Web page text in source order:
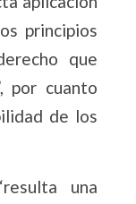
principios
que
por cuanto
de los
una